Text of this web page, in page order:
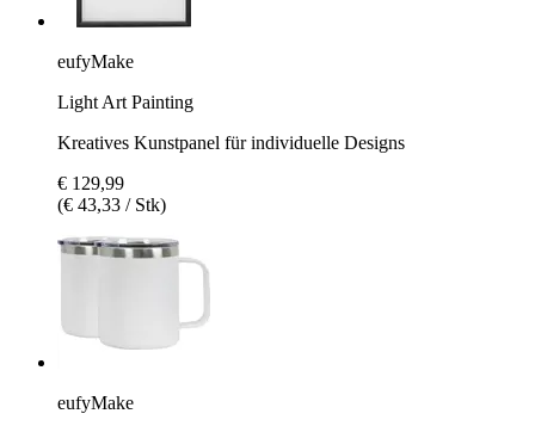
eufyMake
Light Art Painting
Kreatives Kunstpanel für individuelle Designs
€ 129,99
(€ 43,33 / Stk)
eufyMake